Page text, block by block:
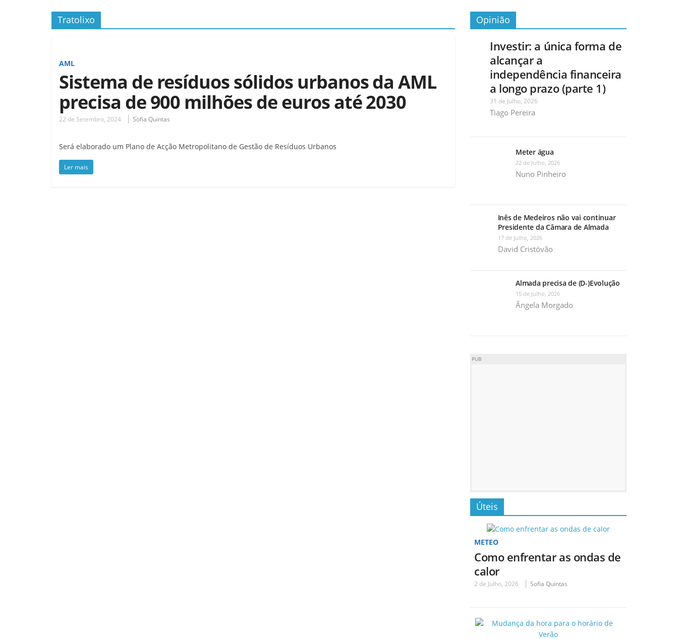
Tratolixo
AML
Sistema de resíduos sólidos urbanos da AML
precisa de 900 milhões de euros até 2030
22 de Setembro, 2024 Sofia Quintas
Será elaborado um Plano de Acção Metropolitano de Gestão de Resíduos Urbanos
Ler mais
Opinião
Investir: a única forma de
alcançar a
independência financeira
a longo prazo (parte 1)
31 de Julho, 2026
Tiago Pereira
Meter água
22 de Julho, 2026
Nuno Pinheiro
Inês de Medeiros não vai continuar
Presidente da Câmara de Almada
17 de Julho, 2026
David Cristóvão
Almada precisa de (D-)Evolução
15 de Julho, 2026
Ângela Morgado
PUB
Úteis
METEO
Como enfrentar as ondas de
calor
2 de Julho, 2026 Sofia Quintas